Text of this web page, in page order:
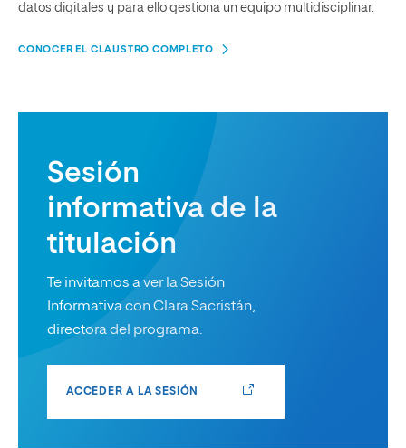
datos digitales y para ello gestiona un equipo multidisciplinar.
CONOCER EL CLAUSTRO COMPLETO
Sesión
informativa de la
titulación
Te invitamos a ver la Sesión
Informativa con Clara Sacristán,
directora del programa.
ACCEDER A LA SESIÓN